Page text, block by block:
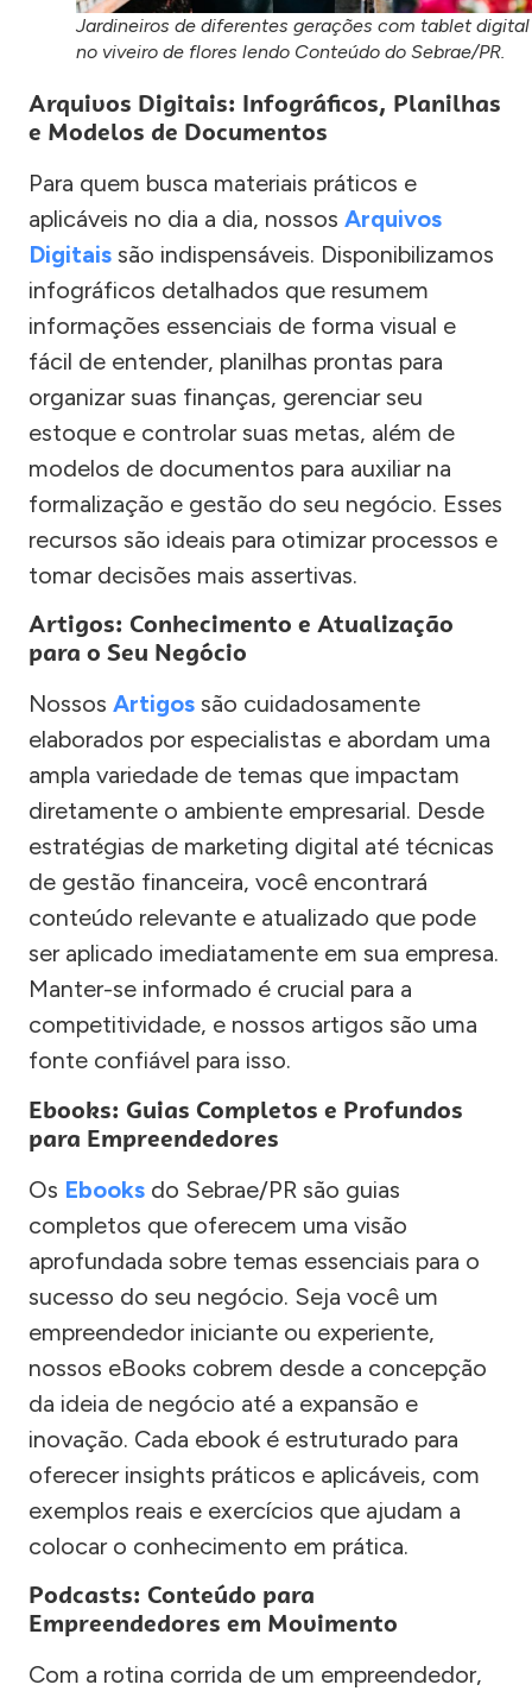
Jardineiros de diferentes gerações com tablet digital
no viveiro de flores lendo Conteúdo do Sebrae/PR.
Arquivos Digitais: Infográficos, Planilhas
e Modelos de Documentos
Para quem busca materiais práticos e
aplicáveis no dia a dia, nossos Arquivos
Digitais são indispensáveis. Disponibilizamos
infográficos detalhados que resumem
informações essenciais de forma visual e
fácil de entender, planilhas prontas para
organizar suas finanças, gerenciar seu
estoque e controlar suas metas, além de
modelos de documentos para auxiliar na
formalização e gestão do seu negócio. Esses
recursos são ideais para otimizar processos e
tomar decisões mais assertivas.
Artigos: Conhecimento e Atualização
para o Seu Negócio
Nossos Artigos são cuidadosamente
elaborados por especialistas e abordam uma
ampla variedade de temas que impactam
diretamente o ambiente empresarial. Desde
estratégias de marketing digital até técnicas
de gestão financeira, você encontrará
conteúdo relevante e atualizado que pode
ser aplicado imediatamente em sua empresa.
Manter-se informado é crucial para a
competitividade, e nossos artigos são uma
fonte confiável para isso.
Ebooks: Guias Completos e Profundos
para Empreendedores
Os Ebooks do Sebrae/PR são guias
completos que oferecem uma visão
aprofundada sobre temas essenciais para o
sucesso do seu negócio. Seja você um
empreendedor iniciante ou experiente,
nossos eBooks cobrem desde a concepção
da ideia de negócio até a expansão e
inovação. Cada ebook é estruturado para
oferecer insights práticos e aplicáveis, com
exemplos reais e exercícios que ajudam a
colocar o conhecimento em prática.
Podcasts: Conteúdo para
Empreendedores em Movimento
Com a rotina corrida de um empreendedor,